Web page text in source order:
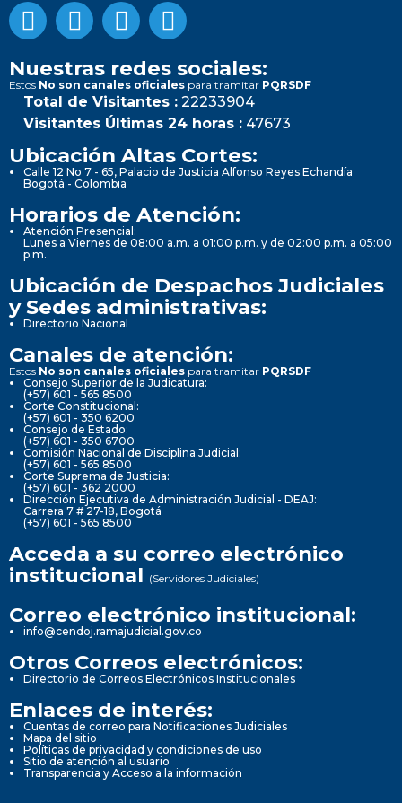
Nuestras redes sociales:
Estos No son canales oficiales para tramitar PQRSDF
Total de Visitantes : 22233904
Visitantes Últimas 24 horas : 47673
Ubicación Altas Cortes:
Calle 12 No 7 - 65, Palacio de Justicia Alfonso Reyes Echandía
Bogotá - Colombia
Horarios de Atención:
Atención Presencial:
Lunes a Viernes de 08:00 a.m. a 01:00 p.m. y de 02:00 p.m. a 05:00
p.m.
Ubicación de Despachos Judiciales
y Sedes administrativas:
Directorio Nacional
Canales de atención:
Estos No son canales oficiales para tramitar PQRSDF
Consejo Superior de la Judicatura:
(+57) 601 - 565 8500
Corte Constitucional:
(+57) 601 - 350 6200
Consejo de Estado:
(+57) 601 - 350 6700
Comisión Nacional de Disciplina Judicial:
(+57) 601 - 565 8500
Corte Suprema de Justicia:
(+57) 601 - 362 2000
Dirección Ejecutiva de Administración Judicial - DEAJ:
Carrera 7 # 27-18, Bogotá
(+57) 601 - 565 8500
Acceda a su correo electrónico
institucional (Servidores Judiciales)
Correo electrónico institucional:
info@cendoj.ramajudicial.gov.co
Otros Correos electrónicos:
Directorio de Correos Electrónicos Institucionales
Enlaces de interés:
Cuentas de correo para Notificaciones Judiciales
Mapa del sitio
Políticas de privacidad y condiciones de uso
Sitio de atención al usuario
Transparencia y Acceso a la información